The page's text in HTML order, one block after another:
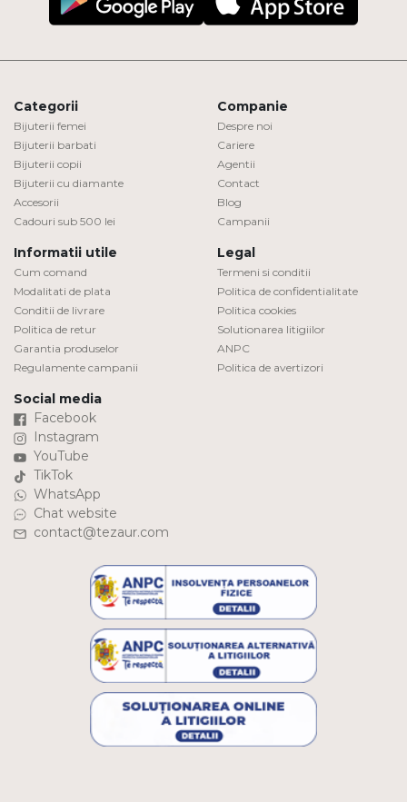
Categorii
Bijuterii femei
Bijuterii barbati
Bijuterii copii
Bijuterii cu diamante
Accesorii
Cadouri sub 500 lei
Companie
Despre noi
Cariere
Agentii
Contact
Blog
Campanii
Informatii utile
Cum comand
Modalitati de plata
Conditii de livrare
Politica de retur
Garantia produselor
Regulamente campanii
Legal
Termeni si conditii
Politica de confidentialitate
Politica cookies
Solutionarea litigiilor
ANPC
Politica de avertizori
Social media
Facebook
Instagram
YouTube
TikTok
WhatsApp
Chat website
contact@tezaur.com